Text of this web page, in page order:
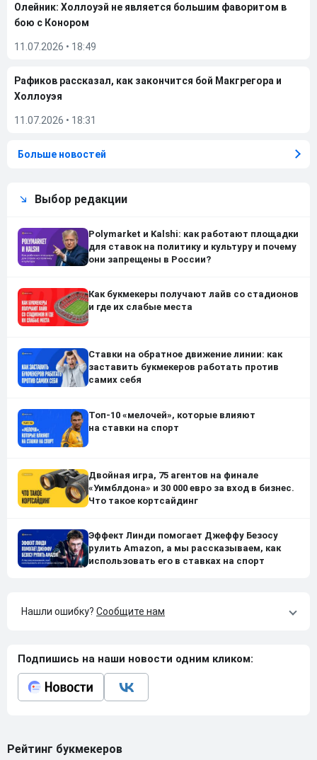
Олейник: Холлоуэй не является большим фаворитом в
бою с Конором
11.07.2026 • 18:49
Рафиков рассказал, как закончится бой Макгрегора и
Холлоуэя
11.07.2026 • 18:31
Больше новостей
Выбор редакции
Polymarket и Kalshi: как работают площадки
для ставок на политику и культуру и почему
они запрещены в России?
Как букмекеры получают лайв со стадионов
и где их слабые места
Ставки на обратное движение линии: как
заставить букмекеров работать против
самих себя
Топ-10 «мелочей», которые влияют
на ставки на спорт
Двойная игра, 75 агентов на финале
«Уимблдона» и 30 000 евро за вход в бизнес.
Что такое кортсайдинг
Эффект Линди помогает Джеффу Безосу
рулить Amazon, а мы рассказываем, как
использовать его в ставках на спорт
Нашли ошибку? Сообщите нам
Подпишись на наши новости одним кликом:
Рейтинг букмекеров